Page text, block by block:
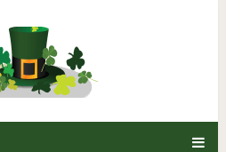
Будьте предельно